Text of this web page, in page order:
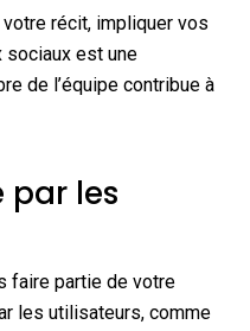
récit, impliquer vos
sociaux est une
de l’équipe contribue à
par les
faire partie de votre
les utilisateurs, comme